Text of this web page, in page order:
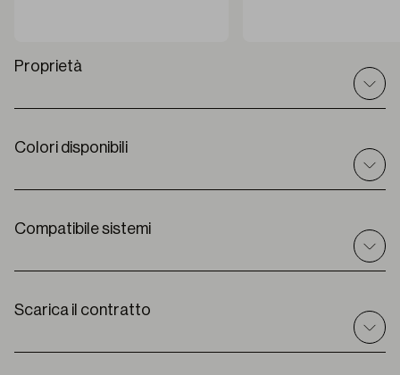
Proprietà
Dati tecnici
Interno
100% PES
300 cm
1,38 mm ± 5%
356 g/m2
Colori disponibili
Compatibile sistemi
Scarica il contratto